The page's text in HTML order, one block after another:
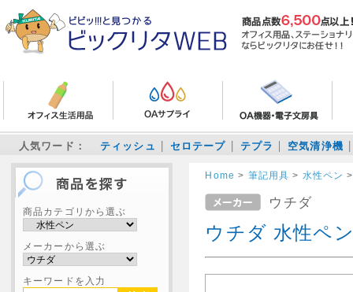
人気ワード： ティッシュ セロテープ テプラ 空気清浄機
商品カテゴリから選ぶ
メーカーから選ぶ
キーワードを入力
Home > 筆記用具 > 水性ペン
ウチダ
ウチダ 水性ペ